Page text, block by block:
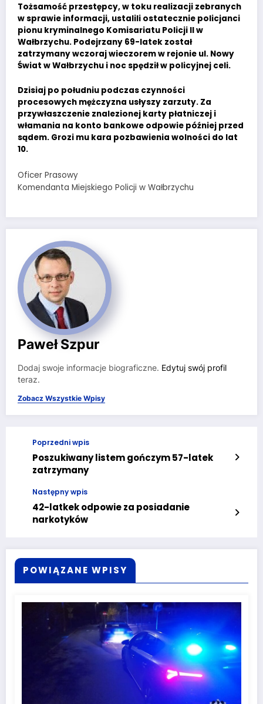
Tożsamość przestępcy, w toku realizacji zebranych
w sprawie informacji, ustalili ostatecznie policjanci
pionu kryminalnego Komisariatu Policji II w
Wałbrzychu. Podejrzany 69-latek został
zatrzymany wczoraj wieczorem w rejonie ul. Nowy
Świat w Wałbrzychu i noc spędził w policyjnej celi.
Dzisiaj po południu podczas czynności
procesowych mężczyzna usłyszy zarzuty. Za
przywłaszczenie znalezionej karty płatniczej i
włamania na konto bankowe odpowie później przed
sądem. Grozi mu kara pozbawienia wolności do lat
10.
Oficer Prasowy
Komendanta Miejskiego Policji w Wałbrzychu
Paweł Szpur
Dodaj swoje informacje biograficzne. Edytuj swój profil
teraz.
Zobacz Wszystkie Wpisy
Poprzedni wpis
Poszukiwany listem gończym 57-latek
zatrzymany
Następny wpis
42-latkek odpowie za posiadanie
narkotyków
POWIĄZANE WPISY